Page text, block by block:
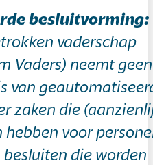
besluitvorming:
vaderschap
Vaders) neemt geen
van
zaken die
hebben voor
die worden